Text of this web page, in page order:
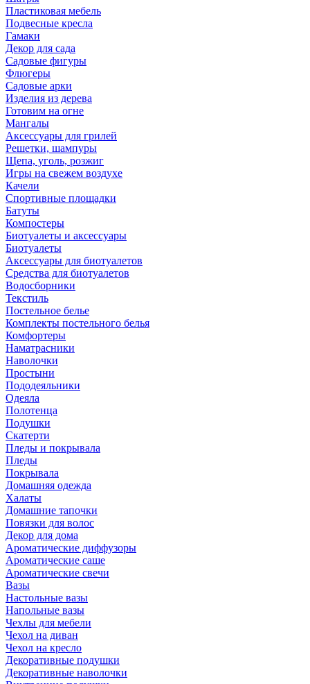
Пластиковая мебель
Подвесные кресла
Гамаки
Декор для сада
Садовые фигуры
Флюгеры
Садовые арки
Изделия из дерева
Готовим на огне
Мангалы
Аксессуары для грилей
Решетки, шампуры
Щепа, уголь, розжиг
Игры на свежем воздухе
Качели
Спортивные площадки
Батуты
Компостеры
Биотуалеты и аксессуары
Биотуалеты
Аксессуары для биотуалетов
Средства для биотуалетов
Водосборники
Текстиль
Постельное белье
Комплекты постельного белья
Комфортеры
Наматрасники
Наволочки
Простыни
Пододеяльники
Одеяла
Полотенца
Подушки
Скатерти
Пледы и покрывала
Пледы
Покрывала
Домашняя одежда
Халаты
Домашние тапочки
Повязки для волос
Декор для дома
Ароматические диффузоры
Ароматические саше
Ароматические свечи
Вазы
Настольные вазы
Напольные вазы
Чехлы для мебели
Чехол на диван
Чехол на кресло
Декоративные подушки
Декоративные наволочки